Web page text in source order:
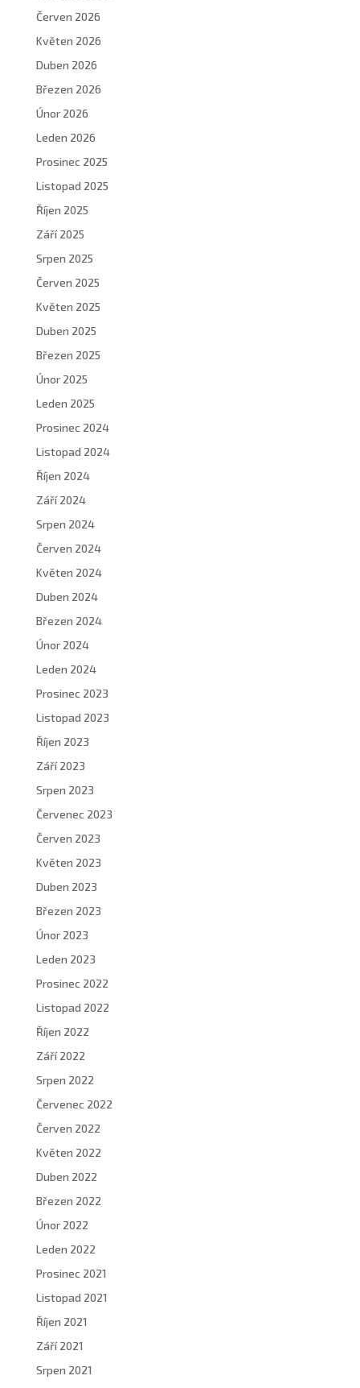
Červen 2026
Květen 2026
Duben 2026
Březen 2026
Únor 2026
Leden 2026
Prosinec 2025
Listopad 2025
Říjen 2025
Září 2025
Srpen 2025
Červen 2025
Květen 2025
Duben 2025
Březen 2025
Únor 2025
Leden 2025
Prosinec 2024
Listopad 2024
Říjen 2024
Září 2024
Srpen 2024
Červen 2024
Květen 2024
Duben 2024
Březen 2024
Únor 2024
Leden 2024
Prosinec 2023
Listopad 2023
Říjen 2023
Září 2023
Srpen 2023
Červenec 2023
Červen 2023
Květen 2023
Duben 2023
Březen 2023
Únor 2023
Leden 2023
Prosinec 2022
Listopad 2022
Říjen 2022
Září 2022
Srpen 2022
Červenec 2022
Červen 2022
Květen 2022
Duben 2022
Březen 2022
Únor 2022
Leden 2022
Prosinec 2021
Listopad 2021
Říjen 2021
Září 2021
Srpen 2021